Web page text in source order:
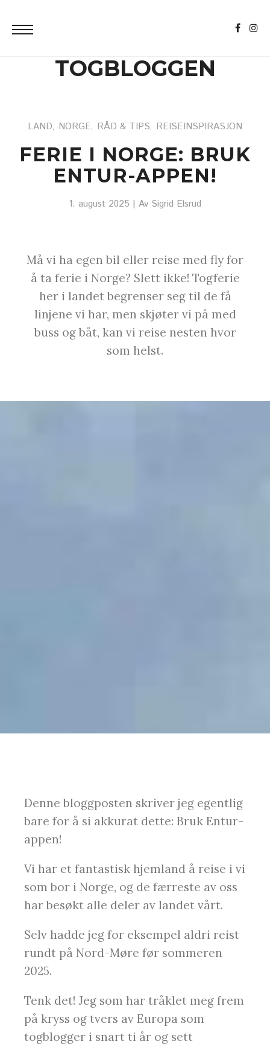
TOGBLOGGEN
LAND, NORGE, RÅD & TIPS, REISEINSPIRASJON
FERIE I NORGE: BRUK
ENTUR-APPEN!
1. august 2025 | Av Sigrid Elsrud
Må vi ha egen bil eller reise med fly for
å ta ferie i Norge? Slett ikke! Togferie
her i landet begrenser seg til de få
linjene vi har, men skjøter vi på med
buss og båt, kan vi reise nesten hvor
som helst.
Denne bloggposten skriver jeg egentlig
bare for å si akkurat dette: Bruk Entur-
appen!
Vi har et fantastisk hjemland å reise i vi
som bor i Norge, og de færreste av oss
har besøkt alle deler av landet vårt.
Selv hadde jeg for eksempel aldri reist
rundt på Nord-Møre før sommeren
2025.
Tenk det! Jeg som har tråklet meg frem
på kryss og tvers av Europa som
togblogger i snart ti år og sett